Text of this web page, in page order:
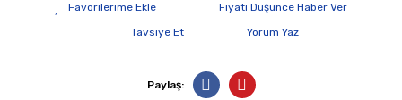
Fiyatı Düşünce Haber Ver
Tavsiye Et
Yorum Yaz
Paylaş: